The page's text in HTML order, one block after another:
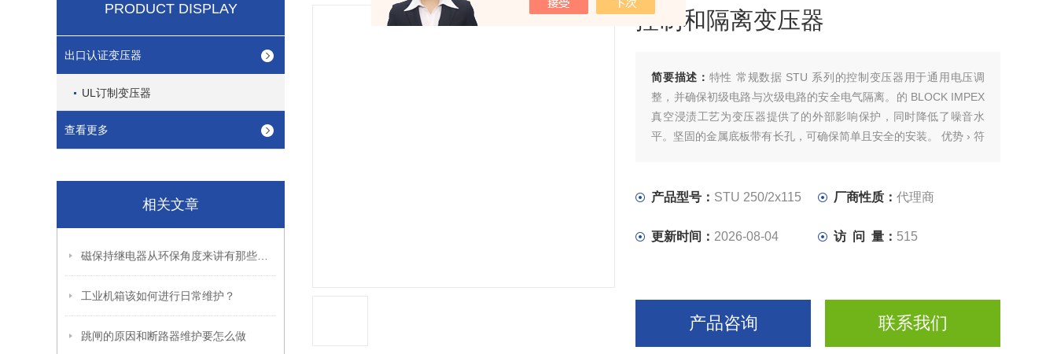
PRODUCT DISPLAY
出口认证变压器
UL订制变压器
查看更多
相关文章
工业机箱该如何进行日常维护？
跳闸的原因和断路器维护要怎么做
控制和隔离变压器
简要描述： 特性 常规数据 STU 系列的控制变压器用于通用电压调
整，并确保初级电路与次级电路的安全电气隔离。的 BLOCK IMPEX
真空浸渍工艺为变压器提供了的外部影响保护，同时降低了噪音水
平。坚固的金属底板带有长孔，可确保简单且安全的安装。 优势 › 符
计概念实现高功率密度› 根据 UVV BGV A3 标准，接线端子具备防触
产品型号： STU 250/2x115 厂商性质：代理商
更新时间： 2026-08-04 访 问 量： 515
产品咨询 联系我们